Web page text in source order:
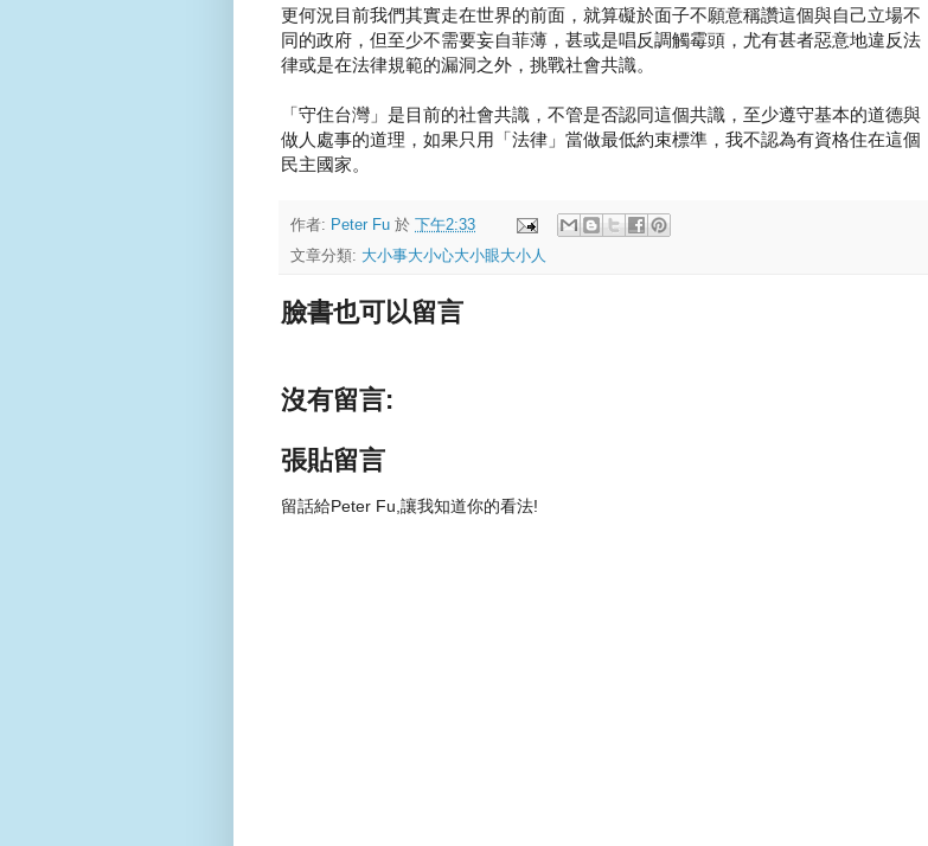
更何況目前我們其實走在世界的前面，就算礙於面子不願意稱讚這個與自己立場不
同的政府，但至少不需要妄自菲薄，甚或是唱反調觸霉頭，尤有甚者惡意地違反法
律或是在法律規範的漏洞之外，挑戰社會共識。
「守住台灣」是目前的社會共識，不管是否認同這個共識，至少遵守基本的道德與
做人處事的道理，如果只用「法律」當做最低約束標準，我不認為有資格住在這個
民主國家。
作者: Peter Fu 於 下午2:33
文章分類: 大小事大小心大小眼大小人
臉書也可以留言
沒有留言:
張貼留言
留話給Peter Fu,讓我知道你的看法!